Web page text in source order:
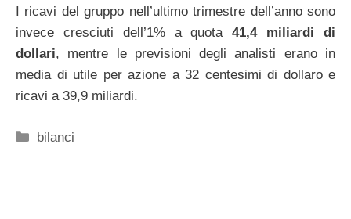
I ricavi del gruppo nell’ultimo trimestre dell’anno sono
invece cresciuti dell’1% a quota41,4 miliardi di
dollari, mentre le previsioni degli analisti erano in
media di utile per azione a 32 centesimi di dollaro e
ricavi a 39,9 miliardi.
Categorie
bilanci